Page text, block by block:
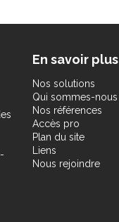
En savoir plus
Nos solutions
Qui sommes-nous
Nos références
Accès pro
Plan du site
Liens
Nous rejoindre